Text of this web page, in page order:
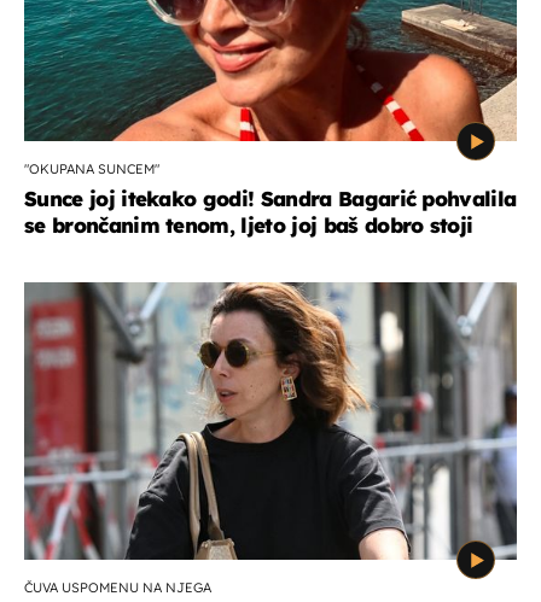
"OKUPANA SUNCEM"
Sunce joj itekako godi! Sandra Bagarić pohvalila
se brončanim tenom, ljeto joj baš dobro stoji
ČUVA USPOMENU NA NJEGA